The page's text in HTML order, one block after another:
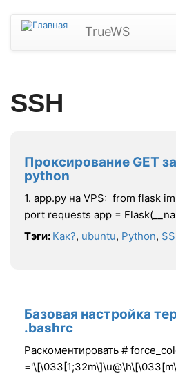
Перейти
TrueWS
SSH
Проксирование GET
python
1. app.py на VPS: from flask
port requests app =
Тэги: Как?, ubuntu, Python,
Базовая настройка
.bashrc
Раскоментировать #